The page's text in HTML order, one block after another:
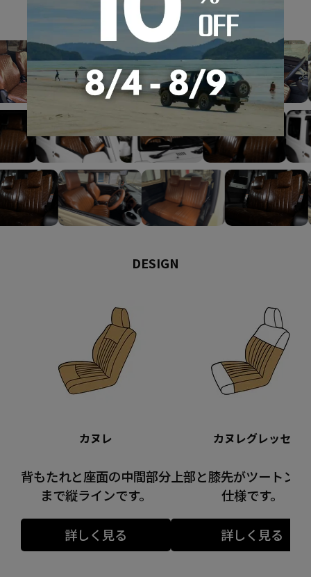
DESIGN
カヌレ
背もたれと座面の中間部分
まで縦ラインです。
詳しく見る
カヌレグレッセ
上部と膝先がツートン
仕様です。
詳しく見る